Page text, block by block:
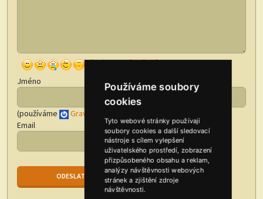
Používáme soubory
cookies
Tyto webové stránky používají
soubory cookies a další sledovací
nástroje s cílem vylepšení
uživatelského prostředí, zobrazení
přizpůsobeného obsahu a reklam,
analýzy návštěvnosti webových
stránek a zjištění zdroje
návštěvnosti.
Jméno
(používáme Gravatar
Email